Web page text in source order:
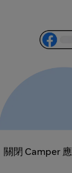
閉 Camper